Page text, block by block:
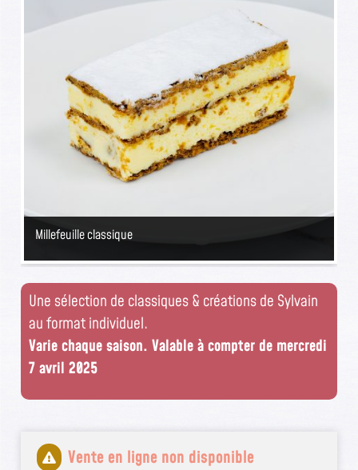
Une sélection de classiques & créations de Sylvain
au format individuel.
Varie chaque saison. Valable à compter de mercredi
7 avril 2025
Vente en ligne non disponible
Millefeuille classique